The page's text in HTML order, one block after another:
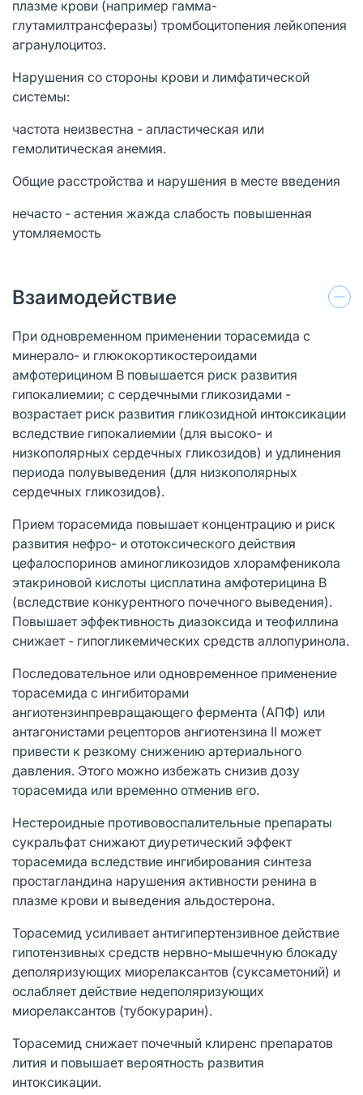
плазме крови (например гамма-
глутамилтрансферазы) тромбоцитопения лейкопения
агранулоцитоз.
Нарушения со стороны крови и лимфатической
системы:
частота неизвестна - апластическая или
гемолитическая анемия.
Общие расстройства и нарушения в месте введения
нечасто - астения жажда слабость повышенная
утомляемость
Взаимодействие
При одновременном применении торасемида с
минерало- и глюкокортикостероидами
амфотерицином В повышается риск развития
гипокалиемии; с сердечными гликозидами -
возрастает риск развития гликозидной интоксикации
вследствие гипокалиемии (для высоко- и
низкополярных сердечных гликозидов) и удлинения
периода полувыведения (для низкополярных
сердечных гликозидов).
Прием торасемида повышает концентрацию и риск
развития нефро- и ототоксического действия
цефалоспоринов аминогликозидов хлорамфеникола
этакриновой кислоты цисплатина амфотерицина В
(вследствие конкурентного почечного выведения).
Повышает эффективность диазоксида и теофиллина
снижает - гипогликемических средств аллопуринола.
Последовательное или одновременное применение
торасемида с ингибиторами
ангиотензинпревращающего фермента (АПФ) или
антагонистами рецепторов ангиотензина II может
привести к резкому снижению артериального
давления. Этого можно избежать снизив дозу
торасемида или временно отменив его.
Нестероидные противовоспалительные препараты
сукральфат снижают диуретический эффект
торасемида вследствие ингибирования синтеза
простагландина нарушения активности ренина в
плазме крови и выведения альдостерона.
Торасемид усиливает антигипертензивное действие
гипотензивных средств нервно-мышечную блокаду
деполяризующих миорелаксантов (суксаметоний) и
ослабляет действие недеполяризующих
миорелаксантов (тубокурарин).
Торасемид снижает почечный клиренс препаратов
лития и повышает вероятность развития
интоксикации.